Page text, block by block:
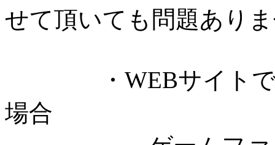
せて頂いても問題あり
・WEBサイトでゲ
場合